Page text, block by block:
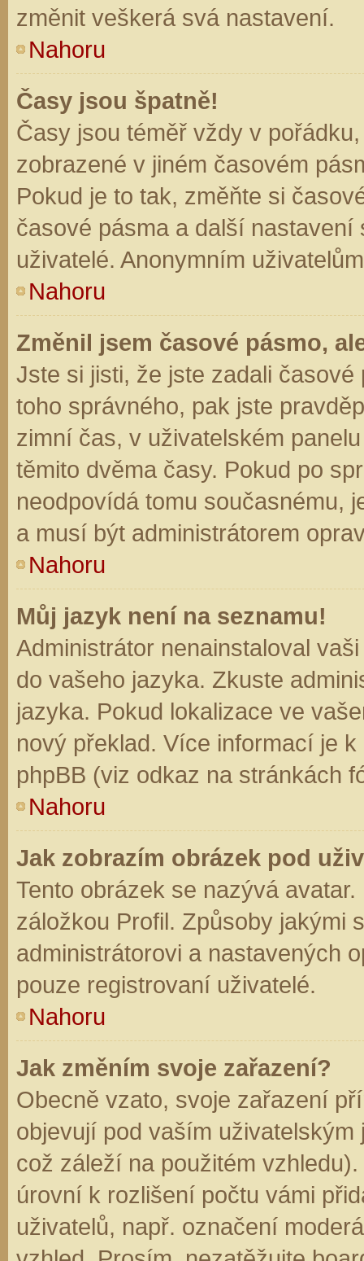
změnit veškerá svá nastavení.
Nahoru
Časy jsou špatně!
Časy jsou téměř vždy v
zobrazené v jiném časovém
Pokud je to tak, změňte si
časové pásma a další
uživatelé. Anonymním
Nahoru
Změnil jsem časové pásmo,
Jste si jisti, že jste zadali
toho správného, pak jste
zimní čas, v uživatelském
těmito dvěma časy. Pokud po
neodpovídá tomu současnému,
a musí být administrátorem
Nahoru
Můj jazyk není na seznamu!
Administrátor nenainstaloval
do vašeho jazyka. Zkuste
jazyka. Pokud lokalizace ve
nový překlad. Více informací je
phpBB (viz odkaz na stránkách
Nahoru
Jak zobrazím obrázek pod
Tento obrázek se nazývá
záložkou Profil. Způsoby jakými
administrátorovi a nastavených
pouze registrovaní uživatelé.
Nahoru
Jak změním svoje zařazení?
Obecně vzato, svoje zařazení
objevují pod vaším
což záleží na použitém
úrovní k rozlišení počtu vámi
uživatelů, např. označení